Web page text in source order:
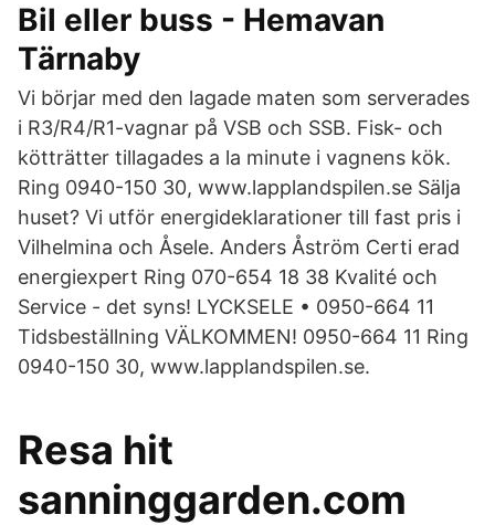
Bil eller buss - Hemavan
Tärnaby
Vi börjar med den lagade maten som serverades
i R3/R4/R1-vagnar på VSB och SSB. Fisk- och
kötträtter tillagades a la minute i vagnens kök.
Ring 0940-150 30, www.lapplandspilen.se Sälja
huset? Vi utför energideklarationer till fast pris i
Vilhelmina och Åsele. Anders Åström Certi erad
energiexpert Ring 070-654 18 38 Kvalité och
Service - det syns! LYCKSELE • 0950-664 11
Tidsbeställning VÄLKOMMEN! 0950-664 11 Ring
0940-150 30, www.lapplandspilen.se.
Resa hit
sanninggarden.com